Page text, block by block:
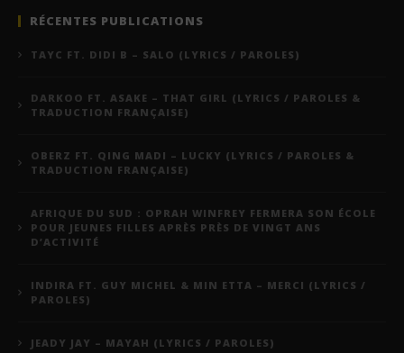
RÉCENTES PUBLICATIONS
TAYC FT. DIDI B – SALO (LYRICS / PAROLES)
DARKOO FT. ASAKE – THAT GIRL (LYRICS / PAROLES &
TRADUCTION FRANÇAISE)
OBERZ FT. QING MADI – LUCKY (LYRICS / PAROLES &
TRADUCTION FRANÇAISE)
AFRIQUE DU SUD : OPRAH WINFREY FERMERA SON ÉCOLE
POUR JEUNES FILLES APRÈS PRÈS DE VINGT ANS
D’ACTIVITÉ
INDIRA FT. GUY MICHEL & MIN ETTA – MERCI (LYRICS /
PAROLES)
JEADY JAY – MAYAH (LYRICS / PAROLES)